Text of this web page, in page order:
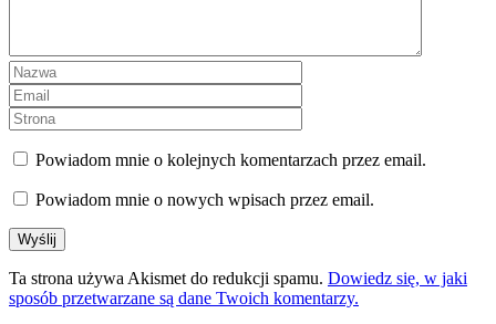
Powiadom mnie o kolejnych komentarzach przez email.
Powiadom mnie o nowych wpisach przez email.
Ta strona używa Akismet do redukcji spamu. Dowiedz się, w jaki
sposób przetwarzane są dane Twoich komentarzy.